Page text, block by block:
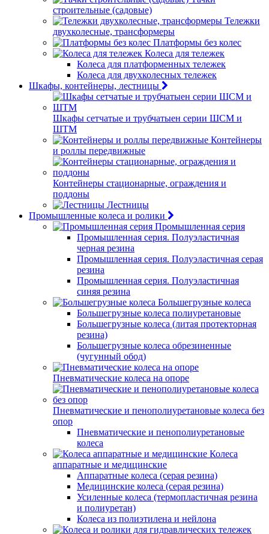
строительные (садовые)
Тележки
двухколесные, трансформеры
Платформы без колес
Колеса для тележек
Колеса для платформенных тележек
Колеса для двухколесных тележек
Шкафы, контейнеры, лестницы
Шкафы сетчатые и трубчатыен серии ШСМ и
ШТМ
Контейнеры
и роллы передвижные
Контейнеры стационарные, ограждения и
поддоны
Лестницы
Промышленные колеса и ролики
Промышленная серия
Промышленная серия. Полуэластичная
черная резина
Промышленная серия. Полуэластичная серая
резина
Промышленная серия. Полуэластичная
синяя резина
Большегрузные колеса
Большегрузные колеса полиуретановые
Большегрузные колеса (литая протекторная
резина)
Большегрузные колеса обрезиненные
(чугунный обод)
Пневматические колеса на опоре
Пневматические и пенополиуретановые колеса без
опор
Пневматические и пенополиуретановые
колеса
Колеса
аппаратные и медицинские
Аппаратные колеса (серая резина)
Медицинские колеса (серая резина)
Усиленные колеса (термопластичная резина
и полиуретан)
Колеса из полиэтилена и нейлона